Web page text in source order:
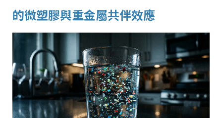
的微塑膠與重金屬共伴效應